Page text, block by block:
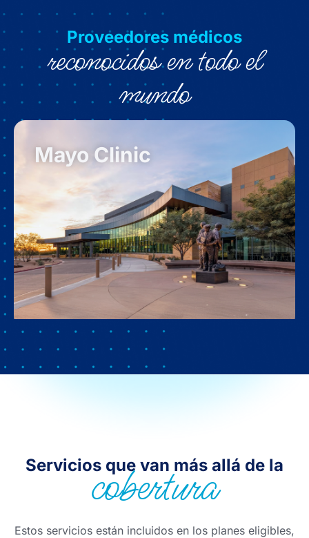
Proveedores médicos
reconocidos en todo el
mundo
Mayo Clinic
Servicios que van más allá de la
cobertura
Estos servicios están incluidos en los planes eligibles,